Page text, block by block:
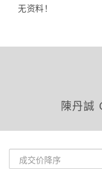
无资料！
陳丹誠